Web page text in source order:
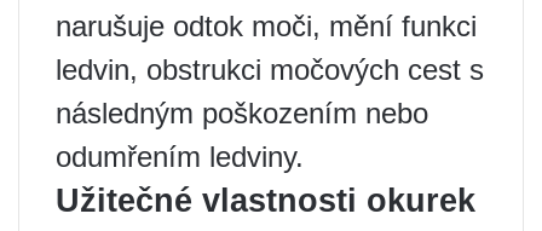
narušuje odtok moči, mění funkci
ledvin, obstrukci močových cest s
následným poškozením nebo
odumřením ledviny.
Užitečné vlastnosti okurek